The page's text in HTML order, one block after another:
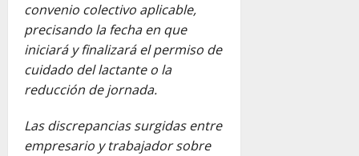
convenio colectivo aplicable,
precisando la fecha en que
iniciará y finalizará el permiso de
cuidado del lactante o la
reducción de jornada.
Las discrepancias surgidas entre
empresario y trabajador sobre